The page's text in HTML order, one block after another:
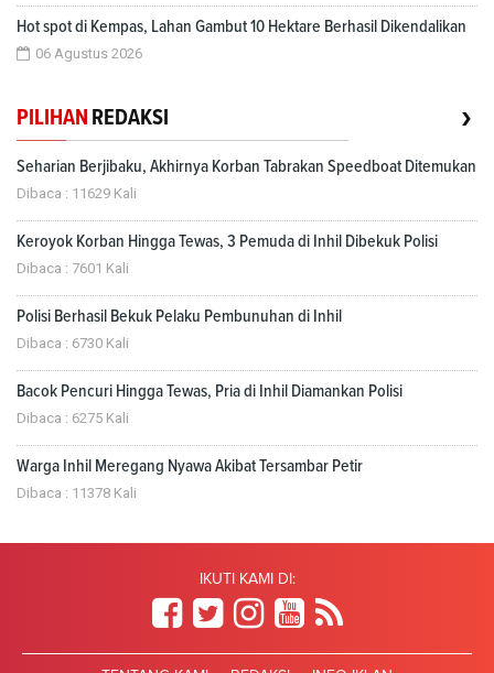
Hot spot di Kempas, Lahan Gambut 10 Hektare Berhasil Dikendalikan
06 Agustus 2026
PILIHAN REDAKSI ›
Seharian Berjibaku, Akhirnya Korban Tabrakan Speedboat Ditemukan
Dibaca : 11629 Kali
Keroyok Korban Hingga Tewas, 3 Pemuda di Inhil Dibekuk Polisi
Dibaca : 7601 Kali
Polisi Berhasil Bekuk Pelaku Pembunuhan di Inhil
Dibaca : 6730 Kali
Bacok Pencuri Hingga Tewas, Pria di Inhil Diamankan Polisi
Dibaca : 6275 Kali
Warga Inhil Meregang Nyawa Akibat Tersambar Petir
Dibaca : 11378 Kali
IKUTI KAMI DI: